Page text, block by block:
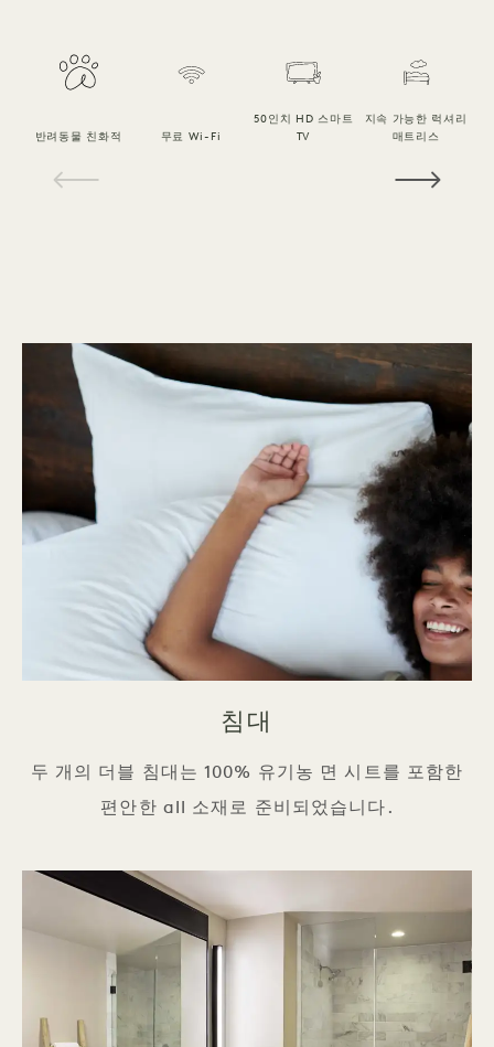
반려동물 친화적 무료 Wi-Fi
50인치 HD 스마트
TV
지속 가능한 럭셔리
매트리스
침대
두 개의 더블 침대는 100% 유기농 면 시트를 포함한
편안한 all 소재로 준비되었습니다.